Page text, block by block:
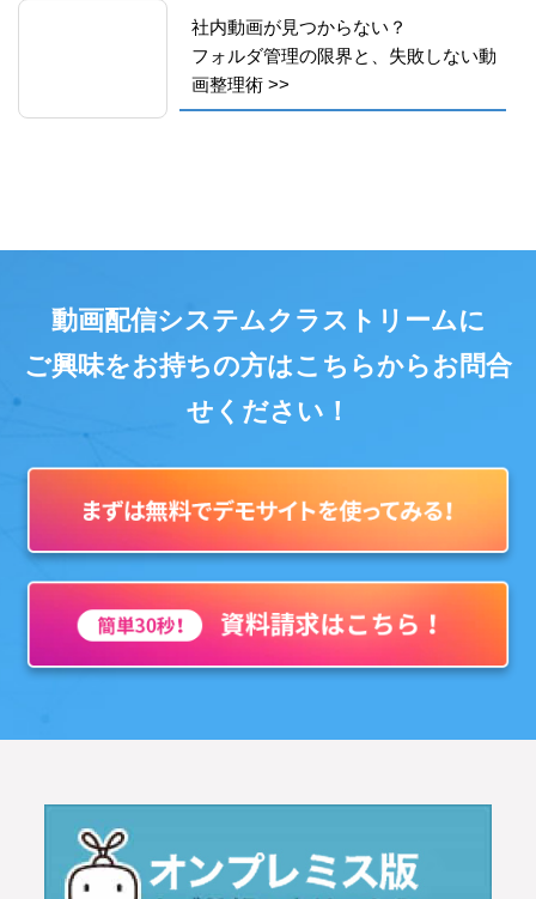
社内動画が見つからない？
フォルダ管理の限界と、失敗しない動
画整理術>>
動画配信システムクラストリームに
ご興味をお持ちの方はこちらからお問合
せください！